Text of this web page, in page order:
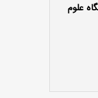
علوم